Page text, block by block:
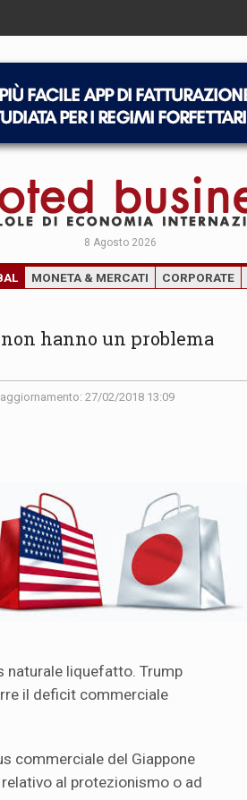
8 Agosto 2026
MONETA & MERCATI CORPORATE
hanno un problema
27/02/2018 13:09
naturale liquefatto. Trump
il deficit commerciale
commerciale del Giappone
al protezionismo o ad